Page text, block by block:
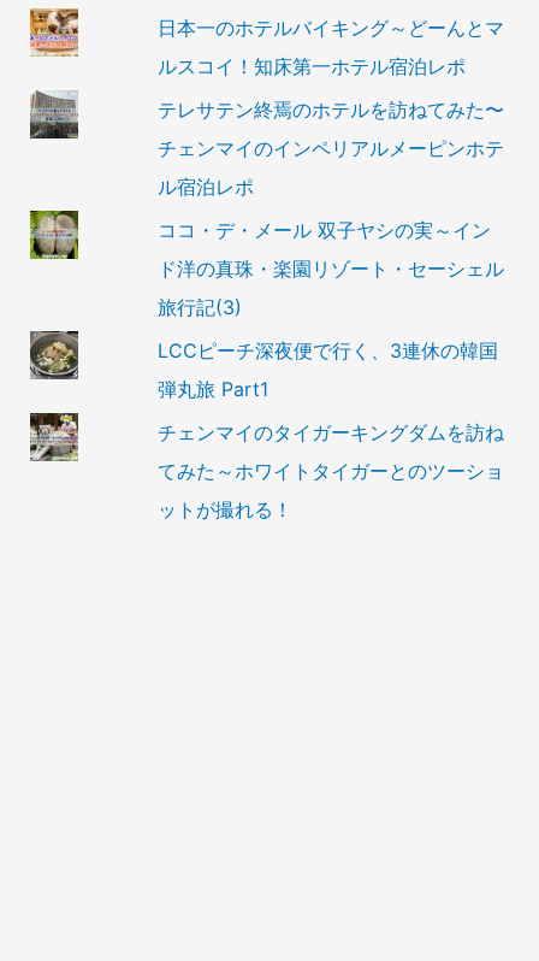
日本一のホテルバイキング～どーんとマ
ルスコイ！知床第一ホテル宿泊レポ
テレサテン終焉のホテルを訪ねてみた〜
チェンマイのインペリアルメーピンホテ
ル宿泊レポ
ココ・デ・メール 双子ヤシの実～イン
ド洋の真珠・楽園リゾート・セーシェル
旅行記(3)
LCCピーチ深夜便で行く、3連休の韓国
弾丸旅 Part1
チェンマイのタイガーキングダムを訪ね
てみた～ホワイトタイガーとのツーショ
ットが撮れる！